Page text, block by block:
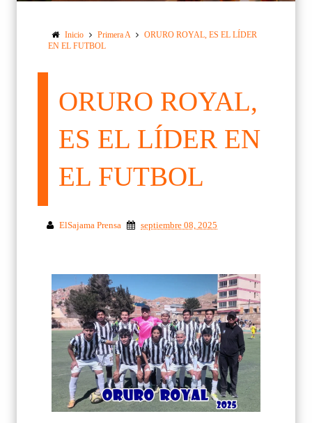
Inicio Primera A
ORURO ROYAL, ES EL LÍDER
EN EL FUTBOL
ORURO ROYAL,
ES EL LÍDER EN
EL FUTBOL
ElSajama Prensa septiembre 08, 2025